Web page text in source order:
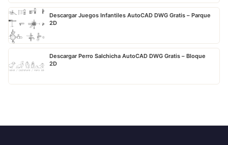
Descargar Juegos Infantiles AutoCAD DWG Gratis – Parque
2D
Descargar Perro Salchicha AutoCAD DWG Gratis – Bloque
2D